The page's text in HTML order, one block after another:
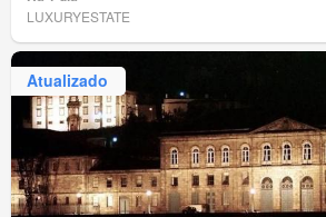
LUXURYESTATE
Atualizado